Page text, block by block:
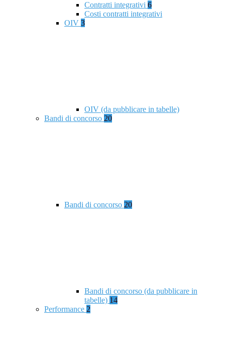
Contratti integrativi 6
Costi contratti integrativi
OIV 3
OIV (da pubblicare in tabelle)
Bandi di concorso 20
Bandi di concorso 20
Bandi di concorso (da pubblicare in
tabelle) 14
Performance 2